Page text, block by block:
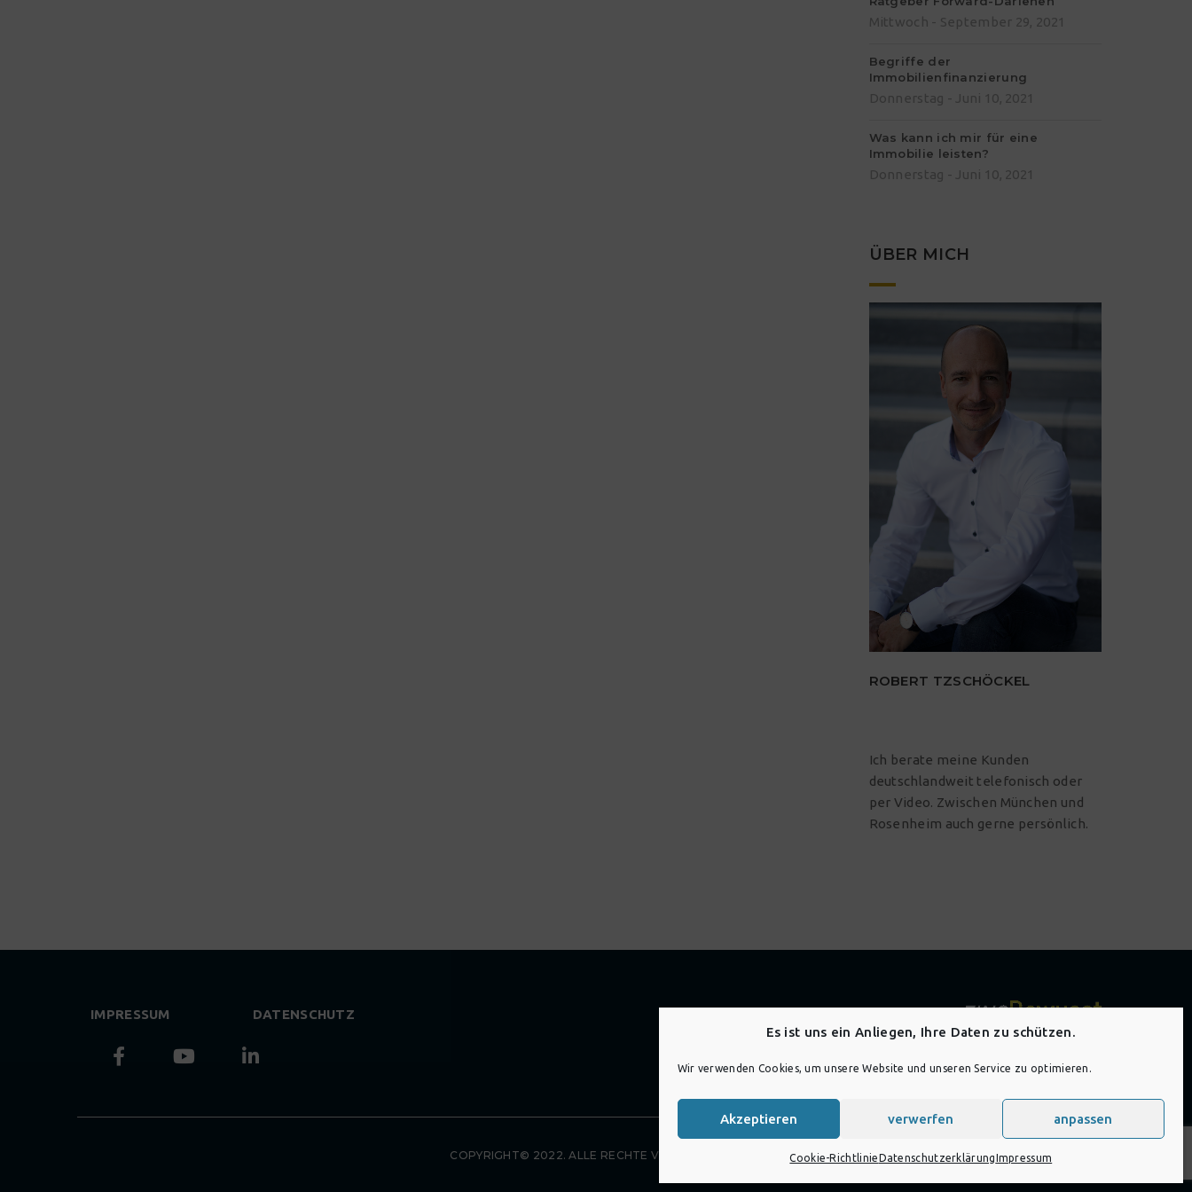
Es ist uns ein Anliegen, Ihre Daten zu schützen.
Wir verwenden Cookies, um unsere Website und unseren Service zu optimieren.
Akzeptieren verwerfen anpassen
Cookie-RichtlinieDatenschutzerklärungImpressum
Mittwoch - September 29, 2021
Begriffe der
Immobilienfinanzierung
Donnerstag - Juni 10, 2021
Was kann ich mir für eine
Immobilie leisten?
Donnerstag - Juni 10, 2021
ÜBER MICH
ROBERT TZSCHÖCKEL
Ich berate meine Kunden
deutschlandweit telefonisch oder
per Video. Zwischen München und
Rosenheim auch gerne persönlich.
IMPRESSUM DATENSCHUTZ
COPYRIGHT© 2022. ALLE RECHTE VORBEHALTEN.